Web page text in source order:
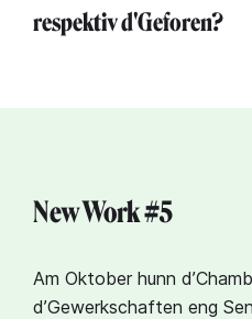
respektiv d'Geforen?
New Work #5
Am Oktober hunn
d’Gewerkschaften eng